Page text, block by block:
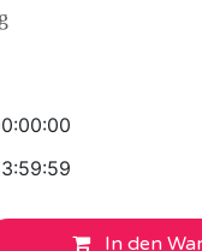
In den